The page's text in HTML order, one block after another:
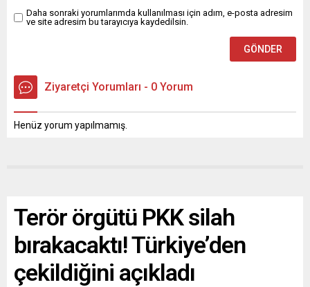
Daha sonraki yorumlarımda kullanılması için adım, e-posta adresim
ve site adresim bu tarayıcıya kaydedilsin.
Ziyaretçi Yorumları - 0 Yorum
Henüz yorum yapılmamış.
Terör örgütü PKK silah
bırakacaktı! Türkiye’den
çekildiğini açıkladı